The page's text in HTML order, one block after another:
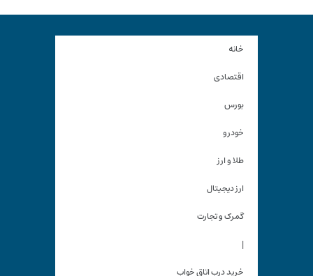
خانه
اقتصادی
بورس
خودرو
طلا و ارز
ارز دیجیتال
گمرک و تجارت
|
خرید درب اتاق خواب